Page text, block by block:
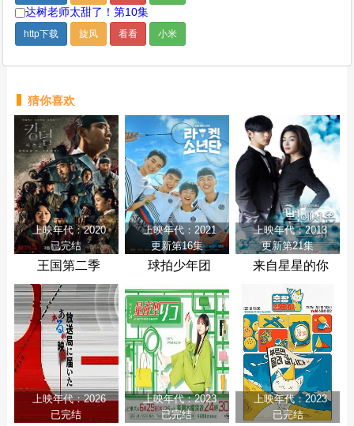
达树老师太甜了！第10集
http下载 旋风 看看 小米
猜你喜欢
上映年代：2020
已完结
王国第二季
上映年代：2021
更新第16集
球拍少年团
上映年代：2013
更新第21集
来自星星的你
上映年代：2026
已完结
上映年代：2023
已完结
上映年代：2023
已完结